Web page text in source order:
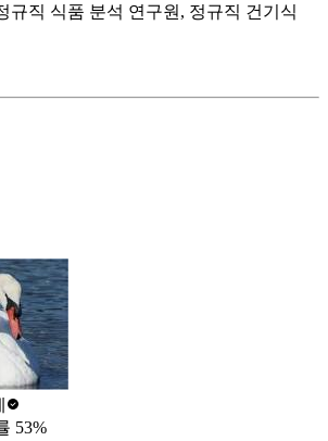
규직 식품 분석 연구원, 정규직 건기식
53%